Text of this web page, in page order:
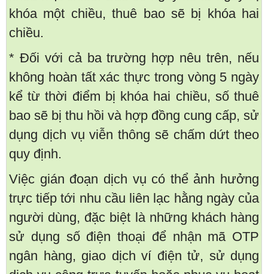
khóa một chiều, thuê bao sẽ bị khóa hai
chiều.
* Đối với cả ba trường hợp nêu trên, nếu
không hoàn tất xác thực trong vòng 5 ngày
kể từ thời điểm bị khóa hai chiều, số thuê
bao sẽ bị thu hồi và hợp đồng cung cấp, sử
dụng dịch vụ viễn thông sẽ chấm dứt theo
quy định.
Việc gián đoạn dịch vụ có thể ảnh hưởng
trực tiếp tới nhu cầu liên lạc hằng ngày của
người dùng, đặc biệt là những khách hàng
sử dụng số điện thoại để nhận mã OTP
ngân hàng, giao dịch ví điện tử, sử dụng